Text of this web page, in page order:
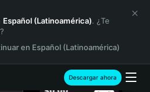
Español (Latinoamérica). ¿Te
?
en Español (Latinoamérica)
Descargar ahora